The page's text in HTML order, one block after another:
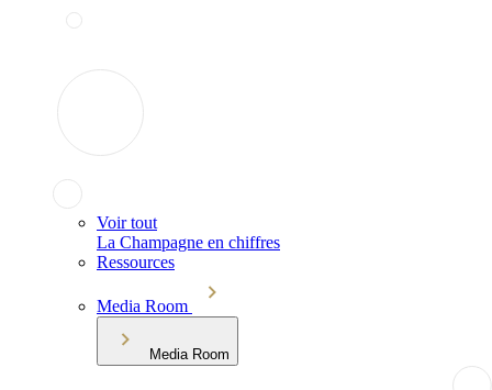
Voir tout
La Champagne en chiffres
Ressources
Media Room
Media Room